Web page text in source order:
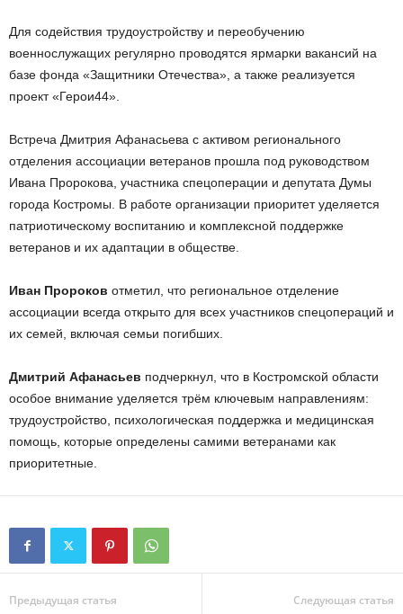
Для содействия трудоустройству и переобучению
военнослужащих регулярно проводятся ярмарки вакансий на
базе фонда «Защитники Отечества», а также реализуется
проект «Герои44».
Встреча Дмитрия Афанасьева с активом регионального
отделения ассоциации ветеранов прошла под руководством
Ивана Пророкова, участника спецоперации и депутата Думы
города Костромы. В работе организации приоритет уделяется
патриотическому воспитанию и комплексной поддержке
ветеранов и их адаптации в обществе.
Иван Пророков отметил, что региональное отделение
ассоциации всегда открыто для всех участников спецопераций и
их семей, включая семьи погибших.
Дмитрий Афанасьев подчеркнул, что в Костромской области
особое внимание уделяется трём ключевым направлениям:
трудоустройство, психологическая поддержка и медицинская
помощь, которые определены самими ветеранами как
приоритетные.
Предыдущая статья Следующая статья